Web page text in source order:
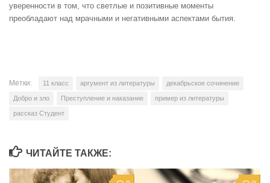
уверенности в том, что светлые и позитивные моменты
преобладают над мрачными и негативными аспектами бытия.
Метки: 11 класс аргумент из литературы декабрьское сочинение
Добро и зло Преступление и наказание пример из литературы
рассказ Студент
ЧИТАЙТЕ ТАКЖЕ: